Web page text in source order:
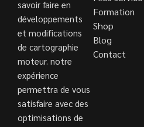
savoir faire en
développements
et modifications
de cartographie
moteur. notre
expérience
permettra de vous
satisfaire avec des
optimisations de
Formation
Shop
Blog
Contact